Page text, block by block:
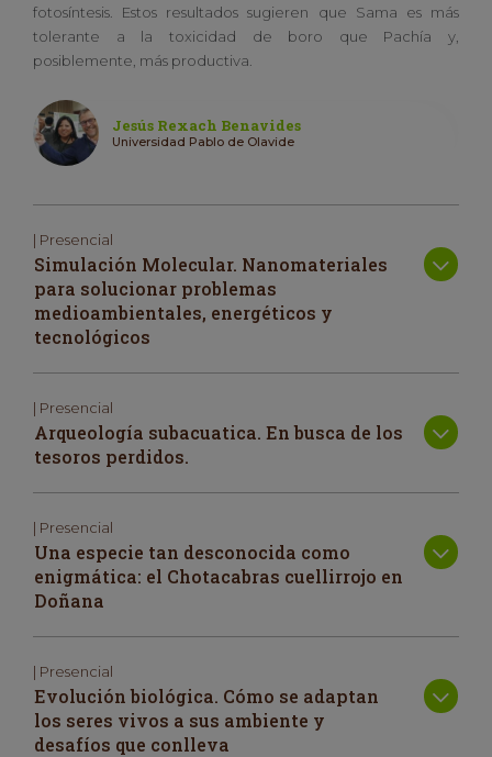
fotosíntesis. Estos resultados sugieren que Sama es más
tolerante a la toxicidad de boro que Pachía y,
posiblemente, más productiva.
Jesús Rexach Benavides
Universidad Pablo de Olavide
| Presencial
Simulación Molecular. Nanomateriales
para solucionar problemas
medioambientales, energéticos y
tecnológicos
| Presencial
Arqueología subacuatica. En busca de los
tesoros perdidos.
| Presencial
Una especie tan desconocida como
enigmática: el Chotacabras cuellirrojo en
Doñana
| Presencial
Evolución biológica. Cómo se adaptan
los seres vivos a sus ambiente y
desafíos que conlleva